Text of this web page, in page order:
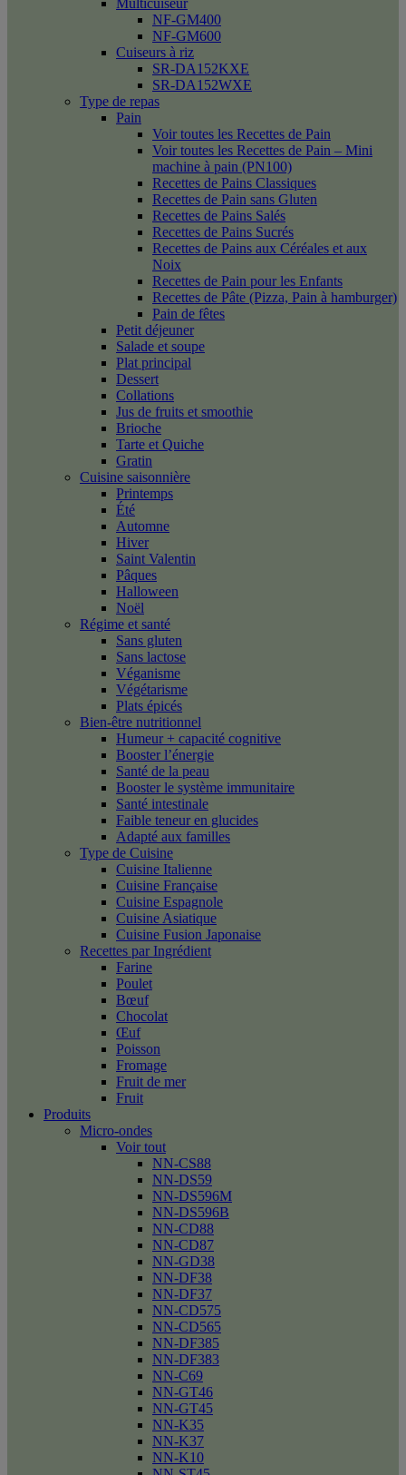
Multicuiseur
NF-GM400
NF-GM600
Cuiseurs à riz
SR-DA152KXE
SR-DA152WXE
Type de repas
Pain
Voir toutes les Recettes de Pain
Voir toutes les Recettes de Pain – Mini
machine à pain (PN100)
Recettes de Pains Classiques
Recettes de Pain sans Gluten
Recettes de Pains Salés
Recettes de Pains Sucrés
Recettes de Pains aux Céréales et aux
Noix
Recettes de Pain pour les Enfants
Recettes de Pâte (Pizza, Pain à hamburger)
Pain de fêtes
Petit déjeuner
Salade et soupe
Plat principal
Dessert
Collations
Jus de fruits et smoothie
Brioche
Tarte et Quiche
Gratin
Cuisine saisonnière
Printemps
Été
Automne
Hiver
Saint Valentin
Pâques
Halloween
Noël
Régime et santé
Sans gluten
Sans lactose
Véganisme
Végétarisme
Plats épicés
Bien-être nutritionnel
Humeur + capacité cognitive
Booster l’énergie
Santé de la peau
Booster le système immunitaire
Santé intestinale
Faible teneur en glucides
Adapté aux familles
Type de Cuisine
Cuisine Italienne
Cuisine Française
Cuisine Espagnole
Cuisine Asiatique
Cuisine Fusion Japonaise
Recettes par Ingrédient
Farine
Poulet
Bœuf
Chocolat
Œuf
Poisson
Fromage
Fruit de mer
Fruit
Produits
Micro-ondes
Voir tout
NN-CS88
NN-DS59
NN-DS596M
NN-DS596B
NN-CD88
NN-CD87
NN-GD38
NN-DF38
NN-DF37
NN-CD575
NN-CD565
NN-DF385
NN-DF383
NN-C69
NN-GT46
NN-GT45
NN-K35
NN-K37
NN-K10